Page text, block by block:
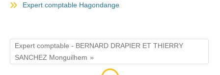
Expert comptable Hagondange
Expert comptable - BERNARD DRAPIER ET THIERRY
SANCHEZ Monguilhem